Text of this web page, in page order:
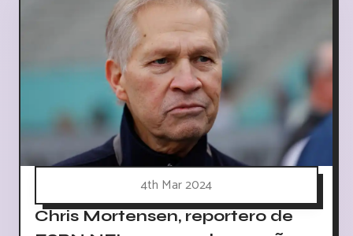
4th Mar 2024
Chris Mortensen, reportero de